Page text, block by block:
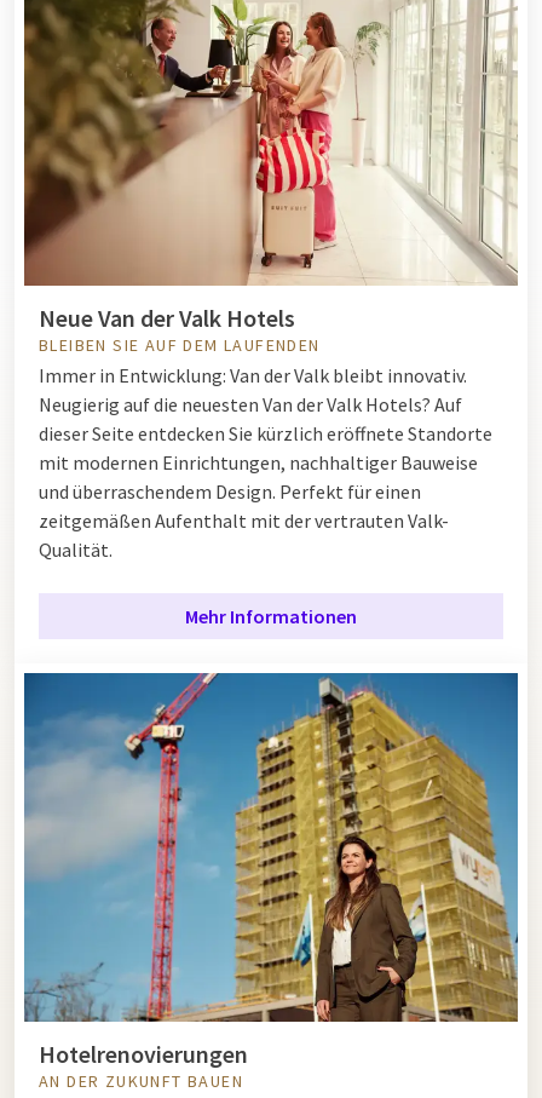
Neue Van der Valk Hotels
BLEIBEN SIE AUF DEM LAUFENDEN
Immer in Entwicklung: Van der Valk bleibt innovativ.
Neugierig auf die neuesten Van der Valk Hotels? Auf
dieser Seite entdecken Sie kürzlich eröffnete Standorte
mit modernen Einrichtungen, nachhaltiger Bauweise
und überraschendem Design. Perfekt für einen
zeitgemäßen Aufenthalt mit der vertrauten Valk-
Qualität.
Mehr Informationen
Hotelrenovierungen
AN DER ZUKUNFT BAUEN